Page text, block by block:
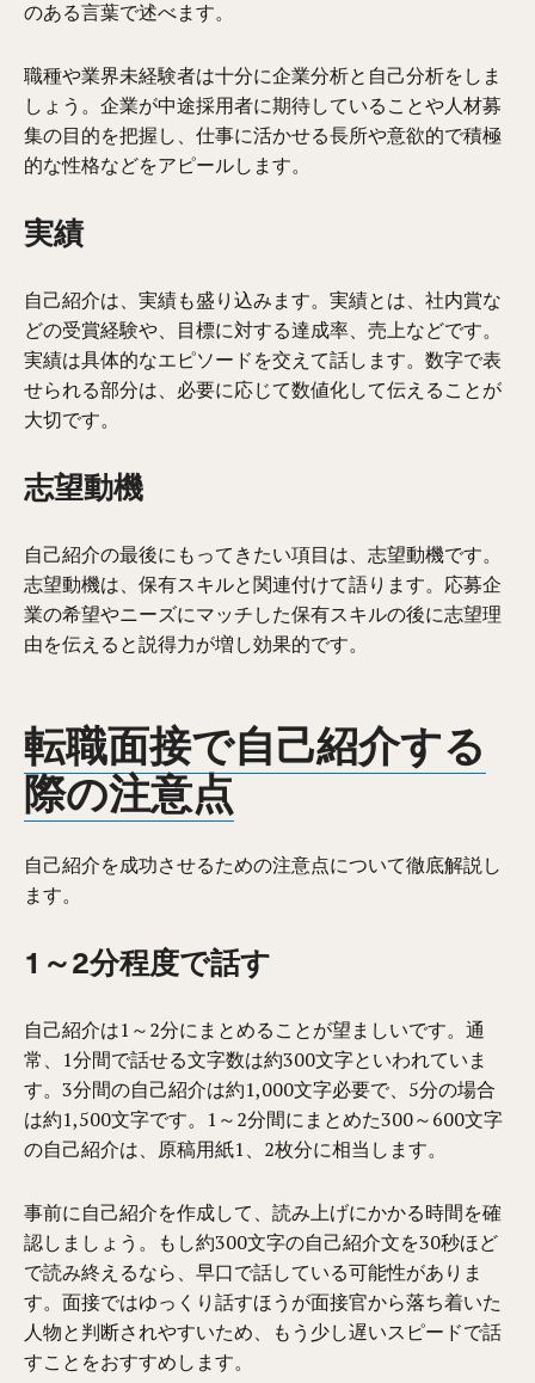
のある言葉で述べます。
職種や業界未経験者は十分に企業分析と自己分析をしま
しょう。企業が中途採用者に期待していることや人材募
集の目的を把握し、仕事に活かせる長所や意欲的で積極
的な性格などをアピールします。
実績
自己紹介は、実績も盛り込みます。実績とは、社内賞な
どの受賞経験や、目標に対する達成率、売上などです。
実績は具体的なエピソードを交えて話します。数字で表
せられる部分は、必要に応じて数値化して伝えることが
大切です。
志望動機
自己紹介の最後にもってきたい項目は、志望動機です。
志望動機は、保有スキルと関連付けて語ります。応募企
業の希望やニーズにマッチした保有スキルの後に志望理
由を伝えると説得力が増し効果的です。
転職面接で自己紹介する
際の注意点
自己紹介を成功させるための注意点について徹底解説し
ます。
1～2分程度で話す
自己紹介は1～2分にまとめることが望ましいです。通
常、1分間で話せる文字数は約300文字といわれていま
す。3分間の自己紹介は約1,000文字必要で、5分の場合
は約1,500文字です。1～2分間にまとめた300～600文字
の自己紹介は、原稿用紙1、2枚分に相当します。
事前に自己紹介を作成して、読み上げにかかる時間を確
認しましょう。もし約300文字の自己紹介文を30秒ほど
で読み終えるなら、早口で話している可能性がありま
す。面接ではゆっくり話すほうが面接官から落ち着いた
人物と判断されやすいため、もう少し遅いスピードで話
すことをおすすめします。